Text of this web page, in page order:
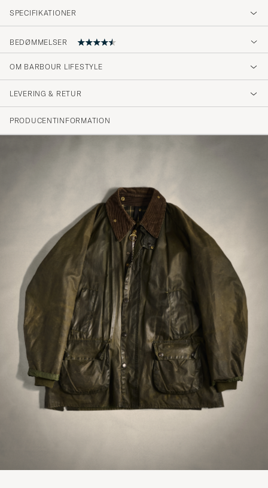
SPECIFIKATIONER
BEDØMMELSER
4.8
(37)
(0)
Veldig fint skjerf❤️
IVAR A KØBTE PÅ CAREOFCARL.NO
Smukke farver, og hurtig levering!
NADJA B KØBTE PÅ CAREOFCARL.DK
Mycket prisvärd produkt
FREDRIK H KØBTE PÅ CAREOFCARL.SE
OM BARBOUR LIFESTYLE
LEVERING & RETUR
PRODUCENTINFORMATION